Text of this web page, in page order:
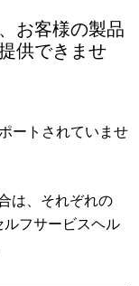
お客様の製品
供できませ
ートされていませ
は、それぞれの
フサービスヘル